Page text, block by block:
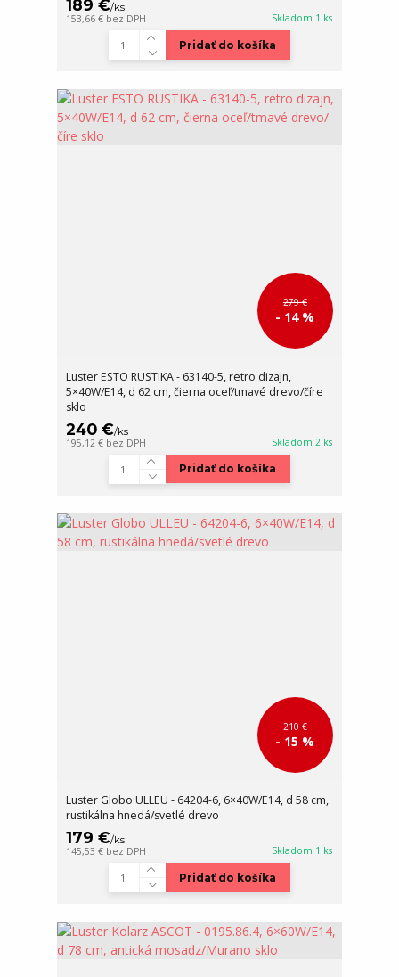
189 €/ks
153,66 € bez DPH Skladom 1 ks
Pridať do košíka
279 €
- 14 %
Luster ESTO RUSTIKA - 63140-5, retro dizajn,
5×40W/E14, d 62 cm, čierna oceľ/tmavé drevo/číre
sklo
240 €/ks
195,12 € bez DPH Skladom 2 ks
Pridať do košíka
210 €
- 15 %
Luster Globo ULLEU - 64204-6, 6×40W/E14, d 58 cm,
rustikálna hnedá/svetlé drevo
179 €/ks
145,53 € bez DPH Skladom 1 ks
Pridať do košíka